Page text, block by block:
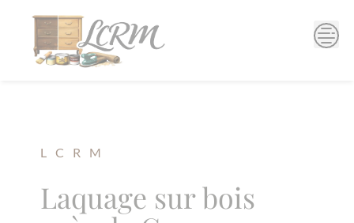
L C R M
Laquage sur bois